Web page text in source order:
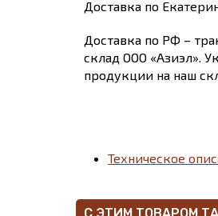
Доставка по
Доставка по РФ –
склад ООО «Азиэл».
продукции на наш
Техническое
С ЭТИМ ТОВАРОМ